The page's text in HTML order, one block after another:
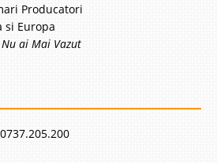
Producatori
si Europa
ai Mai Vazut